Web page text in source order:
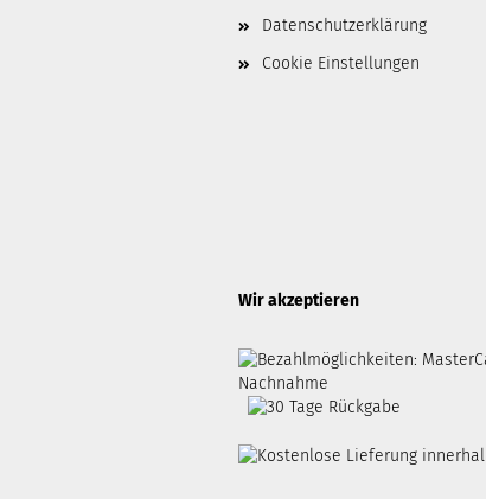
Datenschutzerklärung
Cookie Einstellungen
Wir akzeptieren